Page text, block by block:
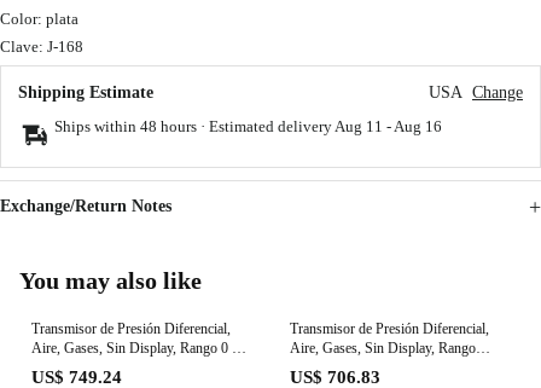
Color: plata
Clave: J-168
Shipping Estimate USA Change
Ships within 48 hours · Estimated delivery Aug 11 - Aug 16
Exchange/Return Notes
You may also like
Transmisor de Presión Diferencial,
Aire, Gases, Sin Display, Rango 0 a
1000Pa, Salida 0-5Vdc
US$ 749.24
Transmisor de Presión Diferencial,
Aire, Gases, Sin Display, Rango
+/-1200Pa, Salida 4-20mA
US$ 706.83